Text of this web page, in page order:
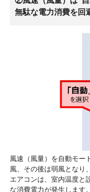
無駄な電力消費を回
風速（風量）を自動モー
風、その後は弱風となり
エアコンは、室内温度と
な消費電力が発生します